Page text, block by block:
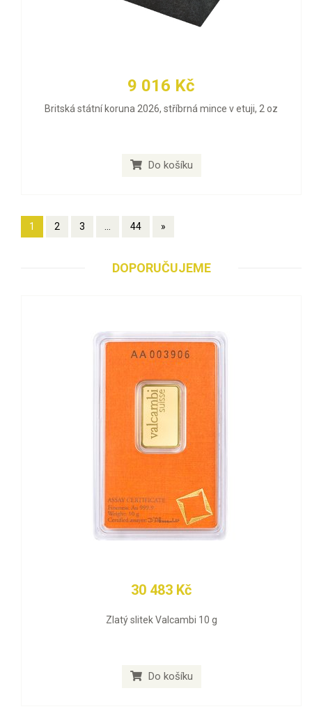
9 016 Kč
Britská státní koruna 2026, stříbrná mince v etuji, 2 oz
Do košíku
1 2 3 ... 44 »
DOPORUČUJEME
30 483 Kč
Zlatý slitek Valcambi 10 g
Do košíku